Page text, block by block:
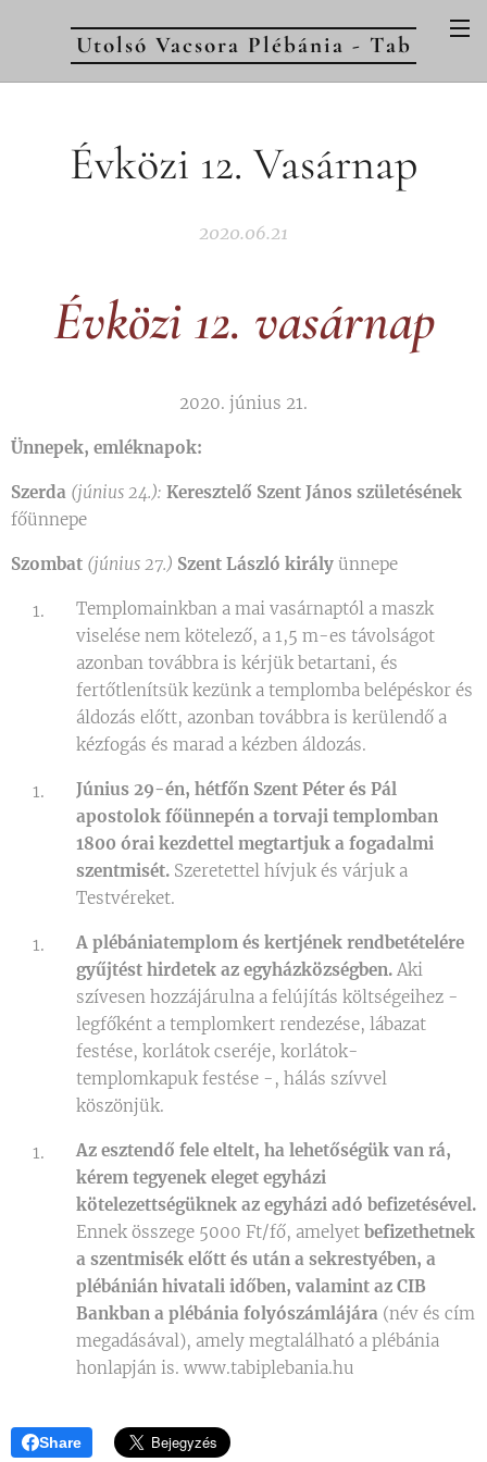
Utolsó Vacsora Plébánia - Tab
Évközi 12. Vasárnap
2020.06.21
Évközi 12. vasárnap
2020. június 21.
Ünnepek, emléknapok:
Szerda (június 24.): Keresztelő Szent János születésének
főünnepe
Szombat (június 27.) Szent László király ünnepe
Templomainkban a mai vasárnaptól a maszk
viselése nem kötelező, a 1,5 m-es távolságot
azonban továbbra is kérjük betartani, és
fertőtlenítsük kezünk a templomba belépéskor és
áldozás előtt, azonban továbbra is kerülendő a
kézfogás és marad a kézben áldozás.
Június 29-én, hétfőn Szent Péter és Pál
apostolok főünnepén a torvaji templomban
1800 órai kezdettel megtartjuk a fogadalmi
szentmisét. Szeretettel hívjuk és várjuk a
Testvéreket.
A plébániatemplom és kertjének rendbetételére
gyűjtést hirdetek az egyházközségben. Aki
szívesen hozzájárulna a felújítás költségeihez -
legfőként a templomkert rendezése, lábazat
festése, korlátok cseréje, korlátok-
templomkapuk festése -, hálás szívvel
köszönjük.
Az esztendő fele eltelt, ha lehetőségük van rá,
kérem tegyenek eleget egyházi
kötelezettségüknek az egyházi adó befizetésével.
Ennek összege 5000 Ft/fő, amelyet befizethetnek
a szentmisék előtt és után a sekrestyében, a
plébánián hivatali időben, valamint az CIB
Bankban a plébánia folyószámlájára (név és cím
megadásával), amely megtalálható a plébánia
honlapján is. www.tabiplebania.hu
Share